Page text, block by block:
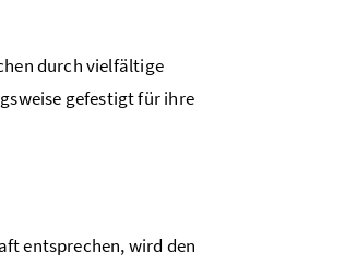
durch vielfältige
gefestigt für ihre
entsprechen, wird den